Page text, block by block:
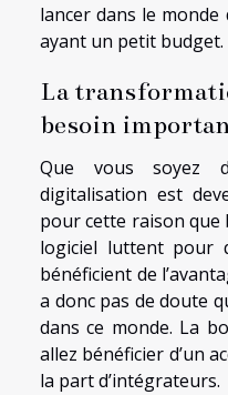
lancer dans le
ayant un petit budget.
La
besoin
Que vous soyez
digitalisation est
pour cette raison que
logiciel luttent pour
bénéficient de
a donc pas de doute
dans ce monde. La
allez bénéficier d’un
la part d’intégrateurs.